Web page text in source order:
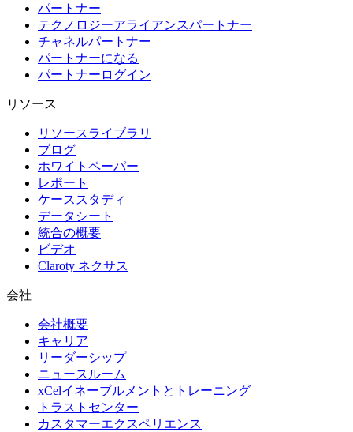
パートナー
テクノロジーアライアンスパートナー
チャネルパートナー
パートナーになる
パートナーログイン
リソース
リソースライブラリ
ブログ
ホワイトペーパー
レポート
ケーススタディ
データシート
統合の概要
ビデオ
Claroty ネクサス
会社
会社概要
キャリア
リーダーシップ
ニュースルーム
xCelイネーブルメントとトレーニング
トラストセンター
カスタマーエクスペリエンス